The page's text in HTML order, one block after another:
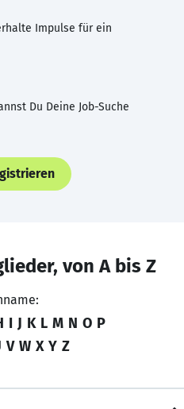
Impulse für ein
Du Deine Job-Suche
von A bis Z
I J K L M N O P
V W X Y Z